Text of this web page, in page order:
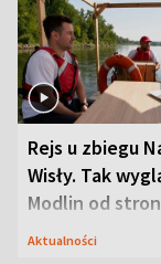
Rejs u zbiegu
Wisły. Tak
Modlin od
Aktualności